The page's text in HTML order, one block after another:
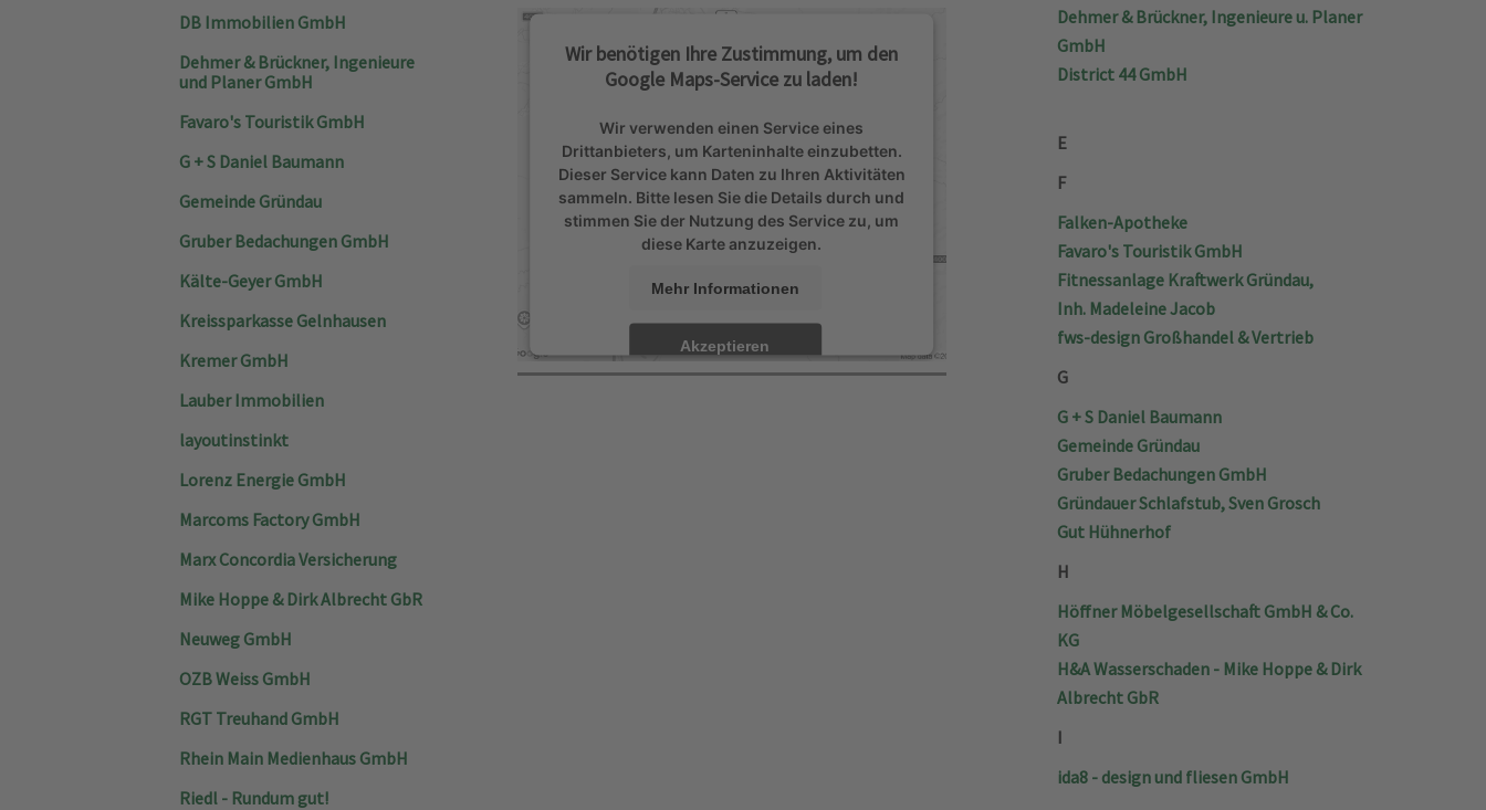
Wir benötigen Ihre Zustimmung, um den
Google Maps-Service zu laden!
Wir verwenden einen Service eines
Drittanbieters, um Karteninhalte einzubetten.
Dieser Service kann Daten zu Ihren Aktivitäten
sammeln. Bitte lesen Sie die Details durch und
stimmen Sie der Nutzung des Service zu, um
diese Karte anzuzeigen.
Mehr Informationen
Akzeptieren
DB Immobilien GmbH
Dehmer & Brückner, Ingenieure
und Planer GmbH
Favaro's Touristik GmbH
G + S Daniel Baumann
Gemeinde Gründau
Gruber Bedachungen GmbH
Kälte-Geyer GmbH
Kreissparkasse Gelnhausen
Kremer GmbH
Lauber Immobilien
layoutinstinkt
Lorenz Energie GmbH
Marcoms Factory GmbH
Marx Concordia Versicherung
Mike Hoppe & Dirk Albrecht GbR
Neuweg GmbH
OZB Weiss GmbH
RGT Treuhand GmbH
Rhein Main Medienhaus GmbH
Riedl - Rundum gut!
Dehmer & Brückner, Ingenieure u. Planer
GmbH
District 44 GmbH
E
F
Falken-Apotheke
Favaro's Touristik GmbH
Fitnessanlage Kraftwerk Gründau,
Inh. Madeleine Jacob
fws-design Großhandel & Vertrieb
G
G + S Daniel Baumann
Gemeinde Gründau
Gruber Bedachungen GmbH
Gründauer Schlafstub, Sven Grosch
Gut Hühnerhof
H
Höffner Möbelgesellschaft GmbH & Co.
KG
H&A Wasserschaden - Mike Hoppe & Dirk
Albrecht GbR
I
ida8 - design und fliesen GmbH